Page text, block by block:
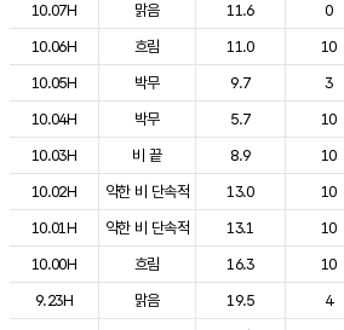
10.07H
맑음 11.6 0
10.06H
흐림 11.0 10
10.05H
박무 9.7 3
10.04H
박무 5.7 10
10.03H
비 끝 8.9 10
10.02H
약한 비 단속적 13.0 10
10.01H
약한 비 단속적 13.1 10
10.00H
흐림 16.3 10
9.23H
맑음 19.5 4